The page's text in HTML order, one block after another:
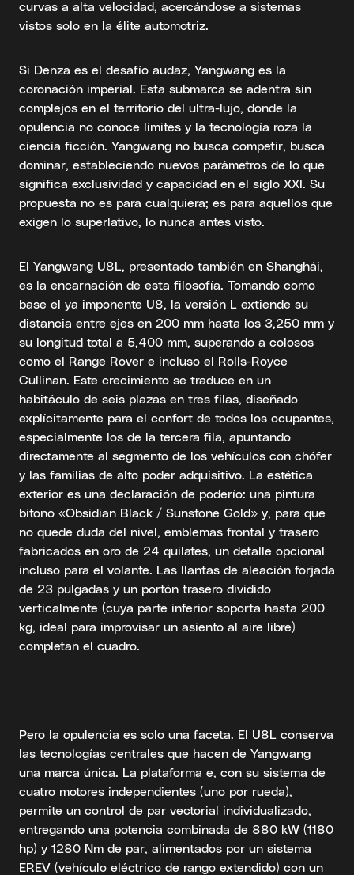
curvas a alta velocidad, acercándose a sistemas
vistos solo en la élite automotriz.
Si Denza es el desafío audaz, Yangwang es la
coronación imperial. Esta submarca se adentra sin
complejos en el territorio del ultra-lujo, donde la
opulencia no conoce límites y la tecnología roza la
ciencia ficción. Yangwang no busca competir, busca
dominar, estableciendo nuevos parámetros de lo que
significa exclusividad y capacidad en el siglo XXI. Su
propuesta no es para cualquiera; es para aquellos que
exigen lo superlativo, lo nunca antes visto.
El Yangwang U8L, presentado también en Shanghái,
es la encarnación de esta filosofía. Tomando como
base el ya imponente U8, la versión L extiende su
distancia entre ejes en 200 mm hasta los 3,250 mm y
su longitud total a 5,400 mm, superando a colosos
como el Range Rover e incluso el Rolls-Royce
Cullinan. Este crecimiento se traduce en un
habitáculo de seis plazas en tres filas, diseñado
explícitamente para el confort de todos los ocupantes,
especialmente los de la tercera fila, apuntando
directamente al segmento de los vehículos con chófer
y las familias de alto poder adquisitivo. La estética
exterior es una declaración de poderío: una pintura
bitono «Obsidian Black / Sunstone Gold» y, para que
no quede duda del nivel, emblemas frontal y trasero
fabricados en oro de 24 quilates, un detalle opcional
incluso para el volante. Las llantas de aleación forjada
de 23 pulgadas y un portón trasero dividido
verticalmente (cuya parte inferior soporta hasta 200
kg, ideal para improvisar un asiento al aire libre)
completan el cuadro.
Pero la opulencia es solo una faceta. El U8L conserva
las tecnologías centrales que hacen de Yangwang
una marca única. La plataforma e, con su sistema de
cuatro motores independientes (uno por rueda),
permite un control de par vectorial individualizado,
entregando una potencia combinada de 880 kW (1180
hp) y 1280 Nm de par, alimentados por un sistema
EREV (vehículo eléctrico de rango extendido) con un